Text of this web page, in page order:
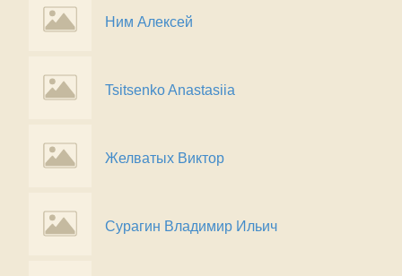
Ним Алексей
Tsitsenko Anastasiia
Желватых Виктор
Сурагин Владимир Ильич